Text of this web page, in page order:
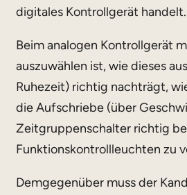
digitales Kontrollgerät handelt.
Beim analogen Kontrollgerät
auszuwählen ist, wie dieses
Ruhezeit) richtig nachträgt,
die Aufschriebe (über
Zeitgruppenschalter richtig
Funktionskontrollleuchten zu
Demgegenüber muss der